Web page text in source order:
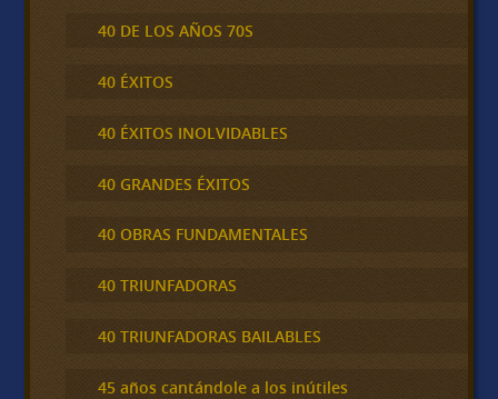
40 DE LOS AÑOS 70S
40 ÉXITOS
40 ÉXITOS INOLVIDABLES
40 GRANDES ÉXITOS
40 OBRAS FUNDAMENTALES
40 TRIUNFADORAS
40 TRIUNFADORAS BAILABLES
45 años cantándole a los inútiles